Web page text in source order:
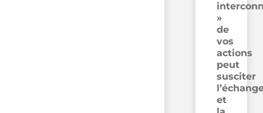
»
de
vos
actions
peut
susciter
et